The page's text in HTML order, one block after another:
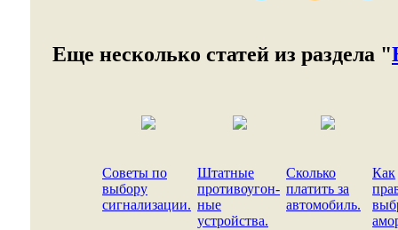
Еще несколько статей из раздела "
Советы по
выбору
сигнализации.
Штатные
противоугон-
ные
устройства.
Сколько
платить за
автомобиль.
Как